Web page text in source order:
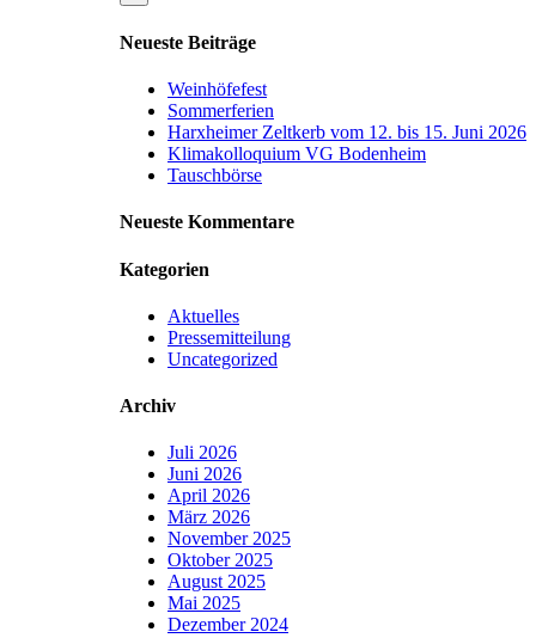
Neueste Beiträge
Weinhöfefest
Sommerferien
Harxheimer Zeltkerb vom 12. bis 15. Juni 2026
Klimakolloquium VG Bodenheim
Tauschbörse
Neueste Kommentare
Kategorien
Aktuelles
Pressemitteilung
Uncategorized
Archiv
Juli 2026
Juni 2026
April 2026
März 2026
November 2025
Oktober 2025
August 2025
Mai 2025
Dezember 2024